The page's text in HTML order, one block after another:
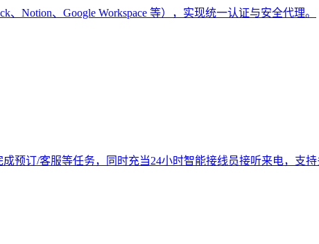
Notion、Google Workspace 等），实现统一认证与安全代理。
预订/客服等任务，同时充当24小时智能接线员接听来电，支持